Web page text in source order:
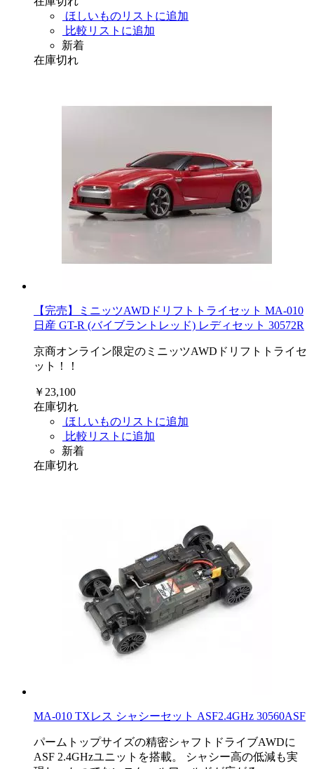
ほしいものリストに追加
比較リストに追加
新着
在庫切れ
【完売】ミニッツAWDドリフトトライセット MA-010
日産 GT-R (バイブラントレッド) レディセット 30572R
京商オンライン限定のミニッツAWDドリフトトライセ
ット！！
￥23,100
在庫切れ
ほしいものリストに追加
比較リストに追加
新着
在庫切れ
MA-010 TXレス シャシーセット ASF2.4GHz 30560ASF
パームトップサイズの精密シャフトドライブAWDに
ASF 2.4GHzユニットを搭載。 シャシー高の低減も実